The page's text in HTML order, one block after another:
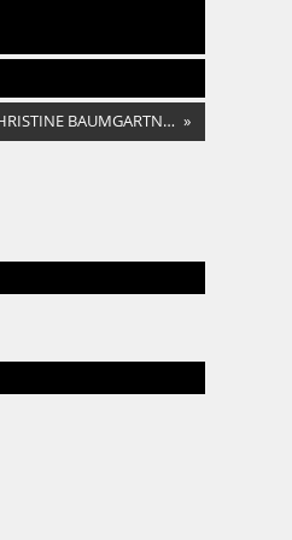
CHRISTINE BAUMGARTNER »